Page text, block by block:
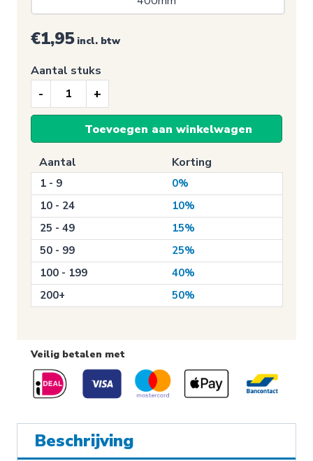
€1,95 incl. btw
sticker,
Dames
(Vierkant-
Wit)
aantal
Aantal stuks
Toevoegen aan winkelwagen
Aantal Korting
1 - 9
0%
10 - 24
10%
25 - 49
15%
50 - 99
25%
100 - 199
40%
200+
50%
Veilig betalen met
Beschrijving